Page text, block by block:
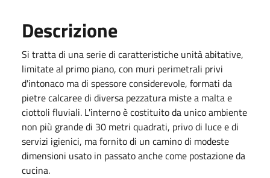
Descrizione
Si tratta di una serie di caratteristiche unità abitative,
limitate al primo piano, con muri perimetrali privi
d'intonaco ma di spessore considerevole, formati da
pietre calcaree di diversa pezzatura miste a malta e
ciottoli fluviali. L'interno è costituito da unico ambiente
non più grande di 30 metri quadrati, privo di luce e di
servizi igienici, ma fornito di un camino di modeste
dimensioni usato in passato anche come postazione da
cucina.